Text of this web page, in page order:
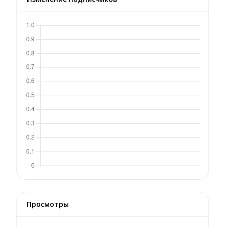
Просмотры